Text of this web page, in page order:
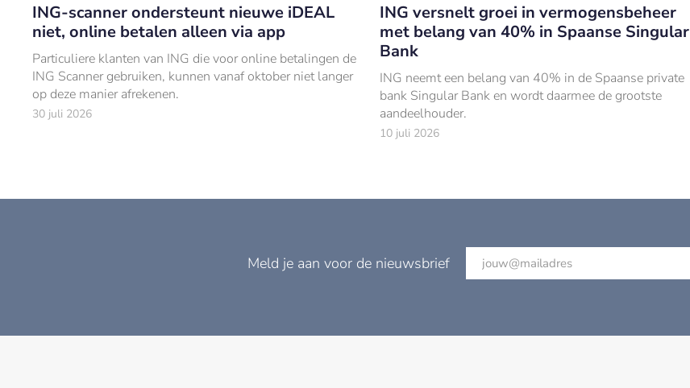
ING-scanner ondersteunt nieuwe iDEAL
niet, online betalen alleen via app
Particuliere klanten van ING die voor online betalingen de
ING Scanner gebruiken, kunnen vanaf oktober niet langer
op deze manier afrekenen.
30 juli 2026
ING versnelt groei in vermogensbeheer
met belang van 40% in Spaanse Singular
Bank
ING neemt een belang van 40% in de Spaanse private
bank Singular Bank en wordt daarmee de grootste
aandeelhouder.
10 juli 2026
Meld je aan voor de nieuwsbrief